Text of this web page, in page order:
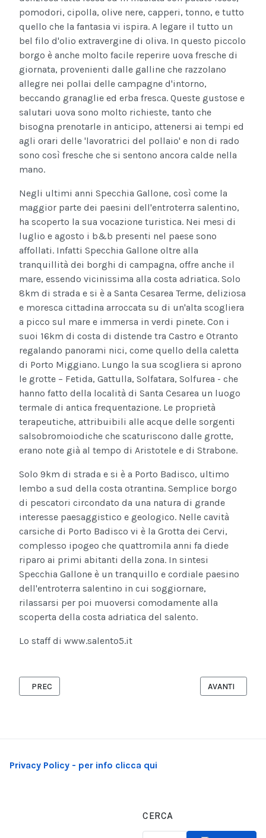
pomodori, cipolla, olive nere, capperi, tonno, e tutto
quello che la fantasia vi ispira. A legare il tutto un
bel filo d'olio extravergine di oliva. In questo piccolo
borgo è anche molto facile reperire uova fresche di
giornata, provenienti dalle galline che razzolano
allegre nei pollai delle campagne d'intorno,
beccando granaglie ed erba fresca. Queste gustose e
salutari uova sono molto richieste, tanto che
bisogna prenotarle in anticipo, attenersi ai tempi ed
agli orari delle 'lavoratrici del pollaio' e non di rado
sono così fresche che si sentono ancora calde nella
mano.
Negli ultimi anni Specchia Gallone, così come la
maggior parte dei paesini dell'entroterra salentino,
ha scoperto la sua vocazione turistica. Nei mesi di
luglio e agosto i b&b presenti nel paese sono
affollati. Infatti Specchia Gallone oltre alla
tranquillità dei borghi di campagna, offre anche il
mare, essendo vicinissima alla costa adriatica. Solo
8km di strada e si è a Santa Cesarea Terme, deliziosa
e moresca cittadina arroccata su di un'alta scogliera
a picco sul mare e immersa in verdi pinete. Con i
suoi 16km di costa di distende tra Castro e Otranto
regalando panorami nici, come quello della caletta
di Porto Miggiano. Lungo la sua scogliera si aprono
le grotte – Fetida, Gattulla, Solfatara, Solfurea - che
hanno fatto della località di Santa Cesarea un luogo
termale di antica frequentazione. Le proprietà
terapeutiche, attribuibili alle acque delle sorgenti
salsobromoiodiche che scaturiscono dalle grotte,
erano note già al tempo di Aristotele e di Strabone.
Solo 9km di strada e si è a Porto Badisco, ultimo
lembo a sud della costa otrantina. Semplice borgo
di pescatori circondato da una natura di grande
interesse paesaggistico e geologico. Nelle cavità
carsiche di Porto Badisco vi è la Grotta dei Cervi,
complesso ipogeo che quattromila anni fa diede
riparo ai primi abitanti della zona. In sintesi
Specchia Gallone è un tranquillo e cordiale paesino
dell'entroterra salentino in cui soggiornare,
rilassarsi per poi muoversi comodamente alla
scoperta della costa adriatica del salento.
Lo staff di www.salento5.it
ARTICOLO PRECEDENTE: VIESTE: LA PERLA DEL GARGANO
PREC ARTICOLO
AVANTI
Privacy Policy - per info clicca qui
CERCA